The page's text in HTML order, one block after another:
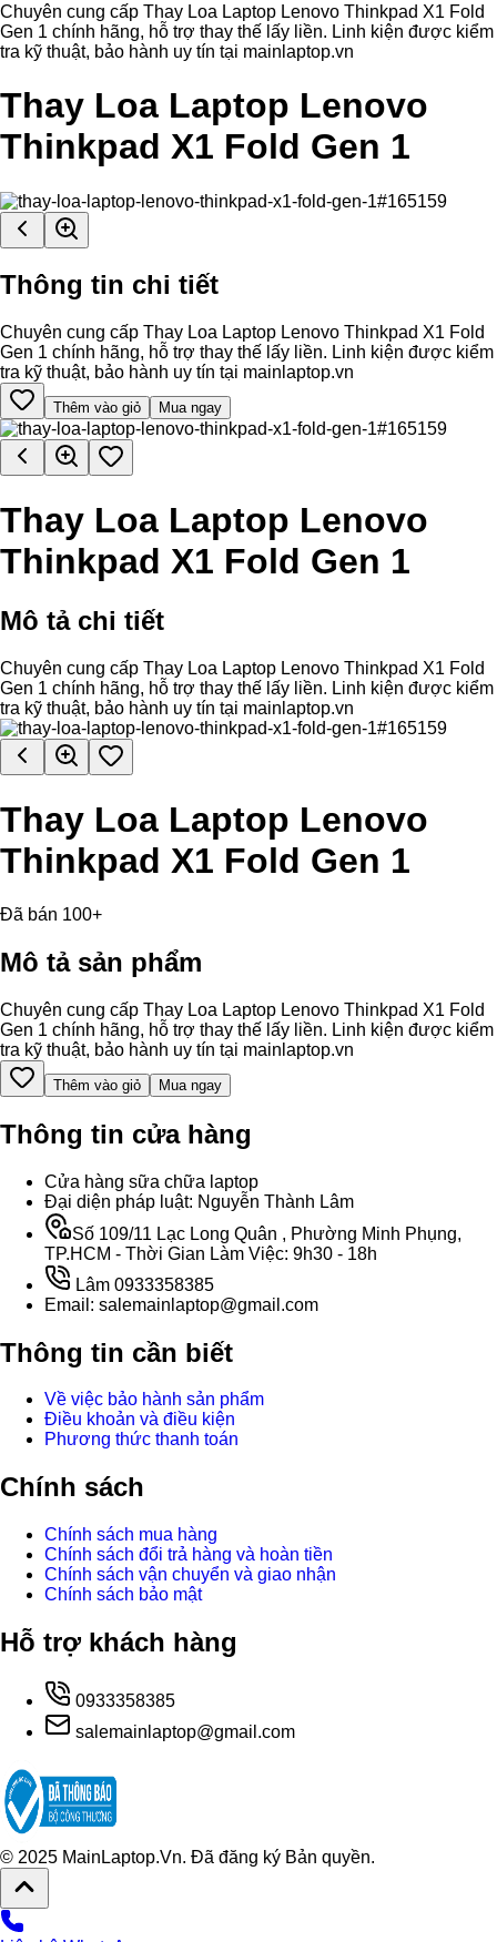
Chuyên cung cấp Thay Loa Laptop Lenovo Thinkpad X1 Fold
Gen 1 chính hãng, hỗ trợ thay thế lấy liền. Linh kiện được kiểm
tra kỹ thuật, bảo hành uy tín tại mainlaptop.vn
Thay Loa Laptop Lenovo
Thinkpad X1 Fold Gen 1
Thông tin chi tiết
Chuyên cung cấp Thay Loa Laptop Lenovo Thinkpad X1 Fold
Gen 1 chính hãng, hỗ trợ thay thế lấy liền. Linh kiện được kiểm
tra kỹ thuật, bảo hành uy tín tại mainlaptop.vn
Thêm vào giỏ Mua ngay
Thay Loa Laptop Lenovo
Thinkpad X1 Fold Gen 1
Mô tả chi tiết
Chuyên cung cấp Thay Loa Laptop Lenovo Thinkpad X1 Fold
Gen 1 chính hãng, hỗ trợ thay thế lấy liền. Linh kiện được kiểm
tra kỹ thuật, bảo hành uy tín tại mainlaptop.vn
Thay Loa Laptop Lenovo
Thinkpad X1 Fold Gen 1
Đã bán 100+
Mô tả sản phẩm
Chuyên cung cấp Thay Loa Laptop Lenovo Thinkpad X1 Fold
Gen 1 chính hãng, hỗ trợ thay thế lấy liền. Linh kiện được kiểm
tra kỹ thuật, bảo hành uy tín tại mainlaptop.vn
Thêm vào giỏ Mua ngay
Thông tin cửa hàng
Cửa hàng sữa chữa laptop
Đại diện pháp luật: Nguyễn Thành Lâm
Số 109/11 Lạc Long Quân , Phường Minh Phụng,
TP.HCM - Thời Gian Làm Việc: 9h30 - 18h
Lâm 0933358385
Email: salemainlaptop@gmail.com
Thông tin cần biết
Về việc bảo hành sản phẩm
Điều khoản và điều kiện
Phương thức thanh toán
Chính sách
Chính sách mua hàng
Chính sách đổi trả hàng và hoàn tiền
Chính sách vận chuyển và giao nhận
Chính sách bảo mật
Hỗ trợ khách hàng
0933358385
salemainlaptop@gmail.com
© 2025 MainLaptop.Vn. Đã đăng ký Bản quyền.